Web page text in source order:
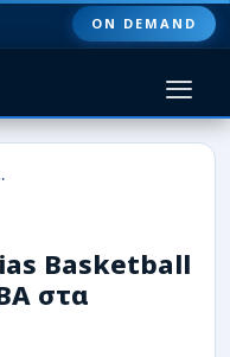
ON DEMAND
στα Ιωάννινα!
Basketball
στα